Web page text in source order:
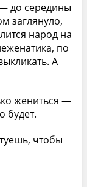
до середины
заглянуло,
народ на
по
А
жениться —
будет.
чтобы